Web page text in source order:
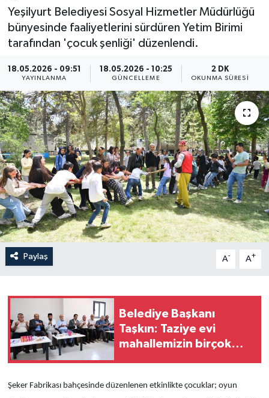
Yeşilyurt Belediyesi Sosyal Hizmetler Müdürlüğü
bünyesinde faaliyetlerini sürdüren Yetim Birimi
tarafından 'çocuk şenliği' düzenlendi.
18.05.2026 - 09:51
YAYINLANMA
18.05.2026 - 10:25
GÜNCELLEME
2 DK
OKUNMA SÜRESI
Paylaş A- A+
Belediye Başkanı
Taşkın: Taziye evi
mahallemizin birçok
Şeker Fabrikası bahçesinde düzenlenen etkinlikte çocuklar; oyun
Sağlık
Si̇yaset
Spor
Yaşam
Anali̇z
Bi̇li̇m & Teknoloji̇
Dünya
Eği̇ti̇m
Son Dakika Haberleri
Haber Arşivi